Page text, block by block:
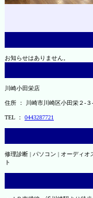
お知らせはありません。
川崎小田栄店
住所 ： 川崎市川崎区小田栄２‐
TEL ： 0443287721
修理診断 | パソコン | オーディオ
ト